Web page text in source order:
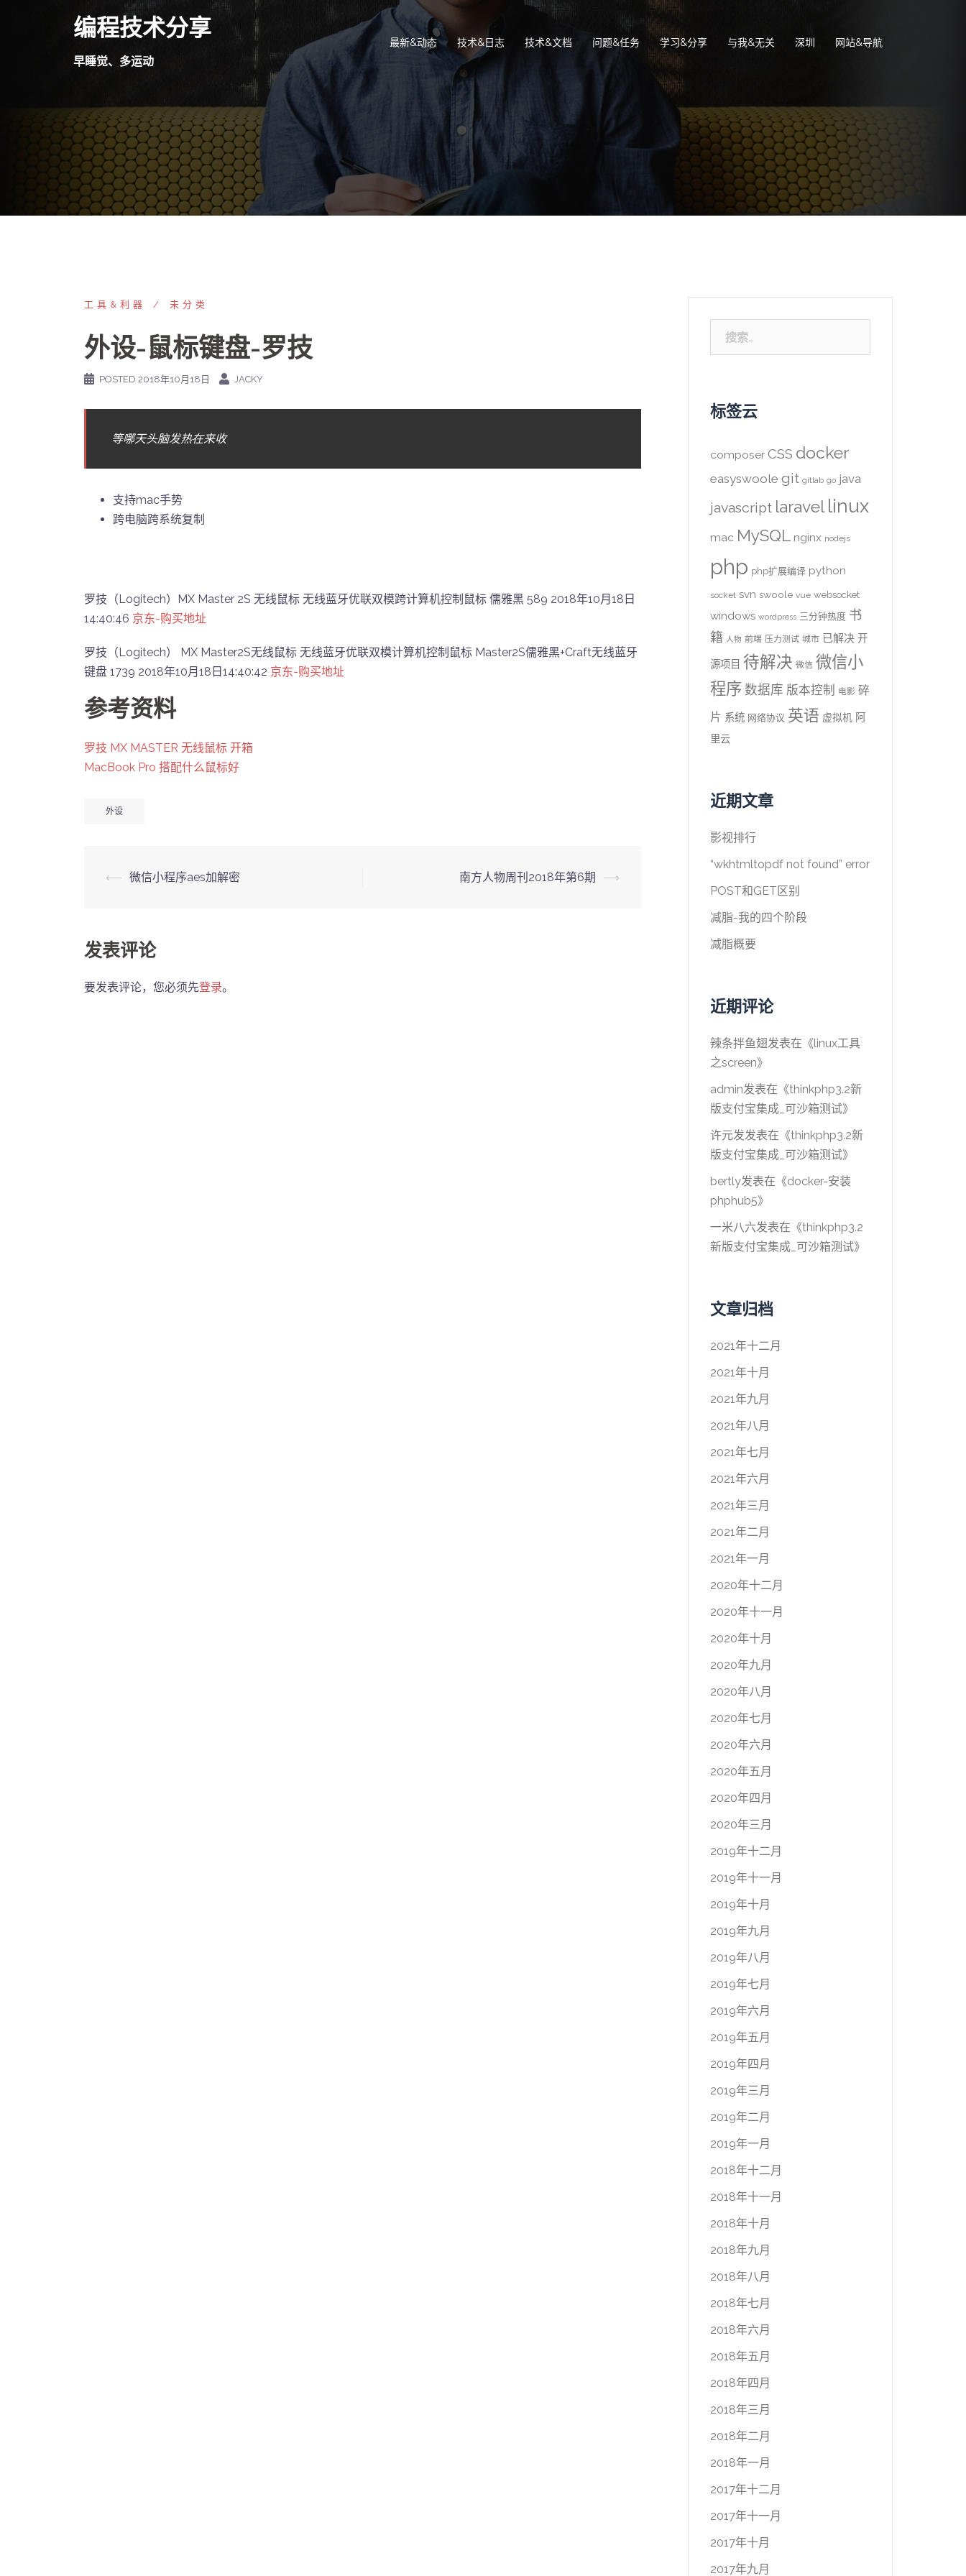
编程技术分享
早睡觉、多运动
最新&动态 技术&日志 技术&文档 问题&任务 学习&分享 与我&无关 深圳 网站&导航
工具&利器 未分类
外设-鼠标键盘-罗技
POSTED 2018年10月18日 JACKY
等哪天头脑发热在来收
支持mac手势
跨电脑跨系统复制
罗技（Logitech）MX Master 2S 无线鼠标 无线蓝牙优联双模跨计算机控制鼠标 儒雅黑 589 2018年10月18日
14:40:46 京东-购买地址
罗技（Logitech） MX Master2S无线鼠标 无线蓝牙优联双模计算机控制鼠标 Master2S儒雅黑+Craft无线蓝牙
键盘 1739 2018年10月18日14:40:42 京东-购买地址
参考资料
罗技 MX MASTER 无线鼠标 开箱
MacBook Pro 搭配什么鼠标好
外设
Post
⟵ 微信小程序aes加解密 南方人物周刊2018年第6期 ⟶
发表评论
要发表评论，您必须先登录。
索：
标签云
composer CSS docker
easyswoole git gitlab go java
javascript laravel linux
mac MySQL nginx nodejs
php php扩展编译 python
socket svn swoole vue websocket
windows wordpress 三分钟热度 书
籍 人物 前端 压力测试 城市 已解决 开
源项目 待解决 微信 微信小
程序 数据库 版本控制 电影 碎
片 系统 网络协议 英语 虚拟机 阿
里云
近期文章
影视排行
“wkhtmltopdf not found” error
POST和GET区别
减脂-我的四个阶段
减脂概要
近期评论
辣条拌鱼翅发表在《linux工具
之screen》
admin发表在《thinkphp3.2新
版支付宝集成_可沙箱测试》
许元发发表在《thinkphp3.2新
版支付宝集成_可沙箱测试》
bertly发表在《docker-安装
phphub5》
一米八六发表在《thinkphp3.2
新版支付宝集成_可沙箱测试》
文章归档
2021年十二月
2021年十月
2021年九月
2021年八月
2021年七月
2021年六月
2021年三月
2021年二月
2021年一月
2020年十二月
2020年十一月
2020年十月
2020年九月
2020年八月
2020年七月
2020年六月
2020年五月
2020年四月
2020年三月
2019年十二月
2019年十一月
2019年十月
2019年九月
2019年八月
2019年七月
2019年六月
2019年五月
2019年四月
2019年三月
2019年二月
2019年一月
2018年十二月
2018年十一月
2018年十月
2018年九月
2018年八月
2018年七月
2018年六月
2018年五月
2018年四月
2018年三月
2018年二月
2018年一月
2017年十二月
2017年十一月
2017年十月
2017年九月